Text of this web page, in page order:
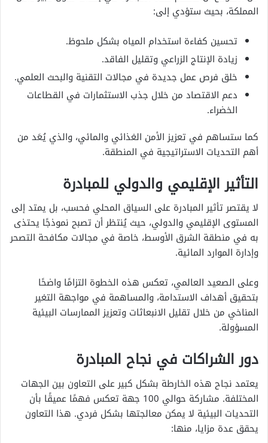
المملكة، بحيث ستؤدي إلى:
تحسين كفاءة استخدام المياه بشكل ملحوظ.
زيادة الإنتاج الزراعي وتقليل الفاقد.
خلق فرص عمل جديدة في مجالات التقنية والبحث العلمي.
دعم الاقتصاد من خلال جذب الاستثمارات في القطاعات
الخضراء.
كما ستساهم في تعزيز الأمن الغذائي والمائي، والذي يُعَد من
أهم التحديات الاستراتيجية في المنطقة.
التأثير الإقليمي والدولي للمبادرة
لا يقتصر تأثير المبادرة على السياق المحلي فحسب، بل يمتد إلى
المستوى الإقليمي والدولي، حيث يُنتظر أن تصبح نموذجًا يحتذى
به في منطقة الشرق الأوسط، خاصة في مجالات مكافحة التصحر
وإدارة الموارد المائية.
وعلى الصعيد العالمي، تعكس هذه الخطوة التزامًا واضحًا
بتحقيق أهداف الاستدامة، والمساهمة في مواجهة التغير
المناخي من خلال تقليل الانبعاثات وتعزيز الممارسات البيئية
المسؤولة.
دور الشراكات في نجاح المبادرة
يعتمد نجاح هذه الخارطة بشكل كبير على التعاون بين الجهات
المختلفة. مشاركة حوالي 100 جهة تعكس فهمًا عميقًا بأن
التحديات البيئية لا يمكن معالجتها بشكل فردي. هذا التعاون
يحقق عدة مزايا، منها: